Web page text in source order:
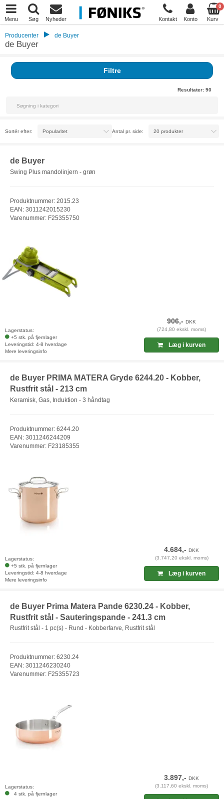
Menu Søg Nyheder Kontakt Konto
0
Kurv
Producenter de Buyer
de Buyer
Filtre
Resultater: 90
Sortér efter: Antal pr. side:
de Buyer
Swing Plus mandolinjern - grøn
Produktnummer: 2015.23
EAN: 3011242015230
Varenummer: F25355750
Lagerstatus:
+5 stk. på fjernlager
Leveringstid: 4-8 hverdage
Mere leveringsinfo
906,-DKK
(724,80 ekskl. moms)
Læg i kurven
de Buyer PRIMA MATERA Gryde 6244.20 - Kobber,
Rustfrit stål - 213 cm
Keramisk, Gas, Induktion - 3 håndtag
Produktnummer: 6244.20
EAN: 3011246244209
Varenummer: F23185355
Lagerstatus:
+5 stk. på fjernlager
Leveringstid: 4-8 hverdage
Mere leveringsinfo
4.684,-DKK
(3.747,20 ekskl. moms)
Læg i kurven
de Buyer Prima Matera Pande 6230.24 - Kobber,
Rustfrit stål - Sauteringspande - 241.3 cm
Rustfrit stål - 1 pc(s) - Rund - Kobberfarve, Rustfrit stål
Produktnummer: 6230.24
EAN: 3011246230240
Varenummer: F25355723
Lagerstatus:
4 stk. på fjernlager
3.897,-DKK
(3.117,60 ekskl. moms)